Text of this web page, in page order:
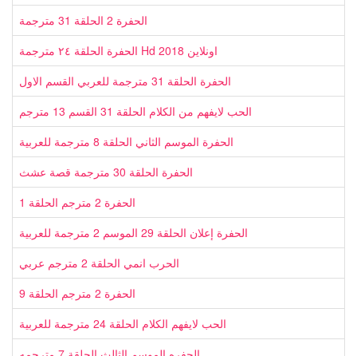
الحفرة 2 الحلقة 31 مترجمة
الحفرة الحلقة ٢٤ مترجمة Hd اونلاين 2018
الحفرة الحلقة 31 مترجمة للعربي القسم الاول
الحب لايفهم من الكلام الحلقة 31 القسم 13 مترجم
الحفرة الموسم الثاني الحلقة 8 مترجمة للعربية
الحفرة الحلقة 30 مترجمة قصة عشث
الحفرة 2 مترجم الحلقة 1
الحفرة إعلان الحلقة 29 الموسم 2 مترجمة للعربية
الحرب انمي الحلقة 2 مترجم عربي
الحفرة 2 مترجم الحلقة 9
الحب ﻻيفهم الكلام الحلقة 24 مترجمة للعربية